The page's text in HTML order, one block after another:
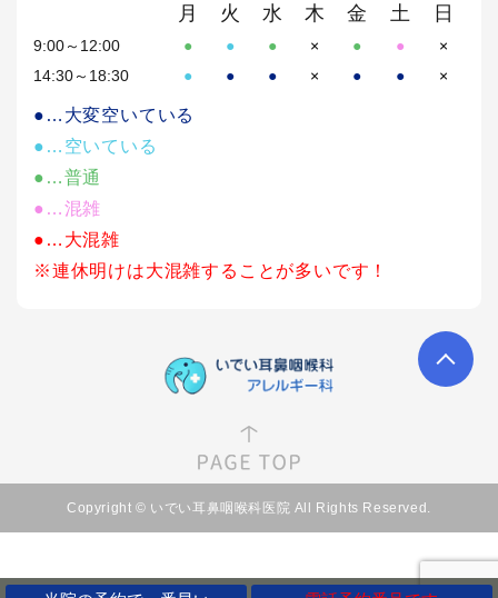
月 火 水 木 金 土 日
9:00～12:00 ● ● ● × ● ●
×
14:30～18:30
● ● ● × ● ● ×
●…大変空いている
●…空いている
●…普通
●…混雑
●…大混雑
※連休明けは大混雑することが多いです！
Copyright © いでい耳鼻咽喉科医院 All Rights Reserved.